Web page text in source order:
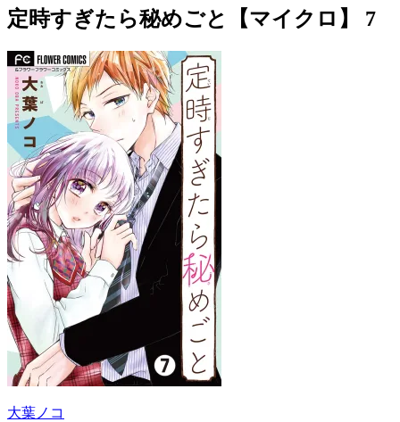
定時すぎたら秘めごと【マイクロ】 7
大葉ノコ